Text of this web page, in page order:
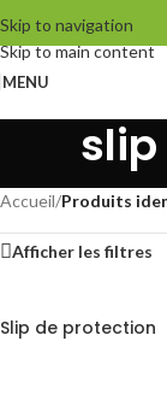
Skip to navigation
Skip to main content
MENU
Accueil/Produits
Afficher les filtres
Slip de protection